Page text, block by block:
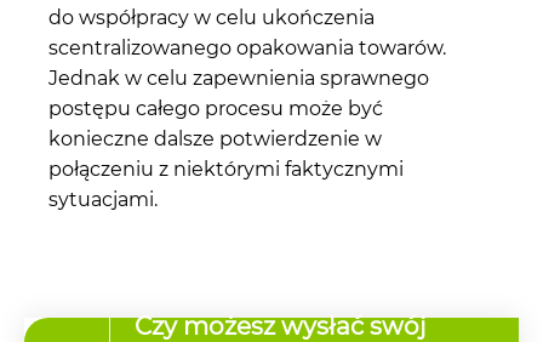
do współpracy w celu ukończenia
scentralizowanego opakowania towarów.
Jednak w celu zapewnienia sprawnego
postępu całego procesu może być
konieczne dalsze potwierdzenie w
połączeniu z niektórymi faktycznymi
sytuacjami.
Czy możesz wysłać swój